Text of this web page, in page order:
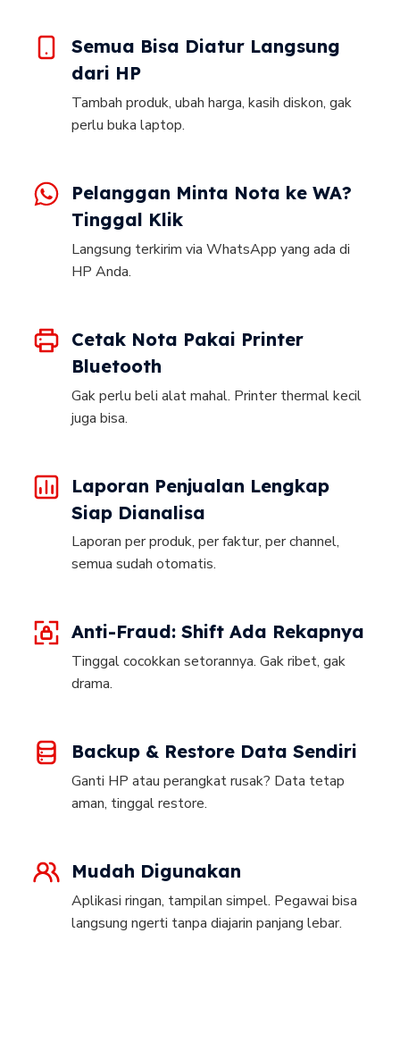
Semua Bisa Diatur Langsung
dari HP
Tambah produk, ubah harga, kasih diskon, gak
perlu buka laptop.
Pelanggan Minta Nota ke WA?
Tinggal Klik
Langsung terkirim via WhatsApp yang ada di
HP Anda.
Cetak Nota Pakai Printer
Bluetooth
Gak perlu beli alat mahal. Printer thermal kecil
juga bisa.
Laporan Penjualan Lengkap
Siap Dianalisa
Laporan per produk, per faktur, per channel,
semua sudah otomatis.
Anti-Fraud: Shift Ada Rekapnya
Tinggal cocokkan setorannya. Gak ribet, gak
drama.
Backup & Restore Data Sendiri
Ganti HP atau perangkat rusak? Data tetap
aman, tinggal restore.
Mudah Digunakan
Aplikasi ringan, tampilan simpel. Pegawai bisa
langsung ngerti tanpa diajarin panjang lebar.